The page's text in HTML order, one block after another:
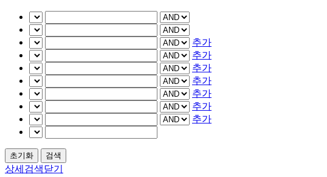
추가
추가
추가
추가
추가
추가
추가
상세검색닫기